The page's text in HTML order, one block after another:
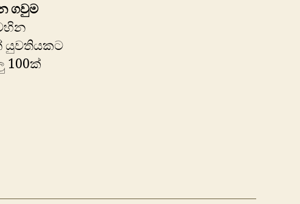
ගවුම
යුවතියකට
100ක්